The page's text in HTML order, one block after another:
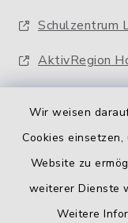
Wir weisen
Cookies
Website zu
weiterer Dienste
Weitere
Schulzentrum
AktivRegion